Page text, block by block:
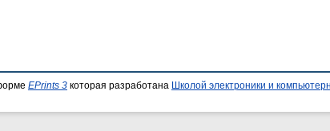
EPrints 3 которая разработана Школой электроники и